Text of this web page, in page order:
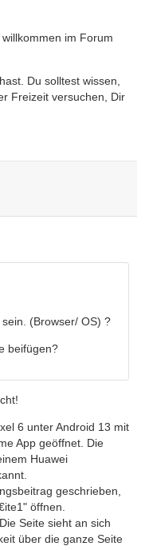
im Forum
Du solltest wissen,
Freizeit versuchen, Dir
(Browser/ OS) ?
beifügen?
6 unter Android 13 mit
App geöffnet. Die
Huawei
geschrieben,
öffnen.
Seite sieht an sich
über die ganze Seite